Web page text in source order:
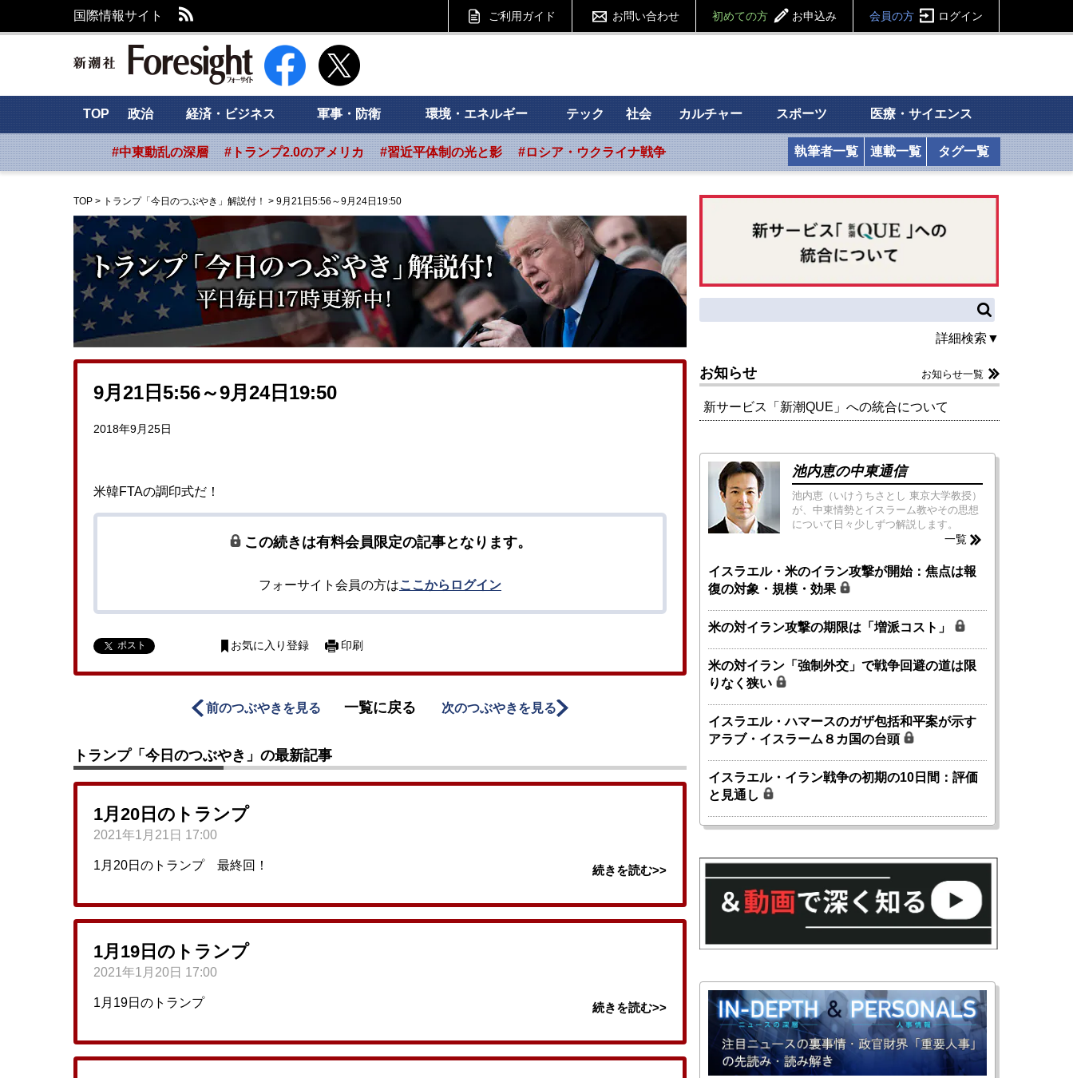
国際情報サイト ご利用ガイド お問い合わせ 初めての方 お申込み 会員の方 ログイン
新潮社 Foresight フォーサイト
TOP 政治 経済・ビジネス 軍事・防衛 環境・エネルギー テック 社会 カルチャー スポーツ 医療・サイエンス
#中東動乱の深層 #トランプ2.0のアメリカ #習近平体制の光と影 #ロシア・ウクライナ戦争 執筆者一覧 連載一覧 タグ一覧
TOP > トランプ「今日のつぶやき」解説付！ > 9月21日5:56～9月24日19:50
9月21日5:56～9月24日19:50
2018年9月25日
米韓FTAの調印式だ！
この続きは有料会員限定の記事となります。
フォーサイト会員の方はここからログイン
ポスト お気に入り登録 印刷
前のつぶやきを見る 一覧に戻る 次のつぶやきを見る
トランプ「今日のつぶやき」の最新記事
1月20日のトランプ
2021年1月21日 17:00
1月20日のトランプ 最終回！ 続きを読む>>
1月19日のトランプ
2021年1月20日 17:00
1月19日のトランプ 続きを読む>>
詳細検索▼
お知らせ お知らせ一覧
新サービス「新潮QUE」への統合について
池内恵の中東通信
池内恵（いけうちさとし 東京大学教授）
が、中東情勢とイスラーム教やその思想
について日々少しずつ解説します。
一覧
イスラエル・米のイラン攻撃が開始：焦点は報
復の対象・規模・効果
米の対イラン攻撃の期限は「増派コスト」
米の対イラン「強制外交」で戦争回避の道は限
りなく狭い
イスラエル・ハマースのガザ包括和平案が示す
アラブ・イスラーム８カ国の台頭
イスラエル・イラン戦争の初期の10日間：評価
と見通し